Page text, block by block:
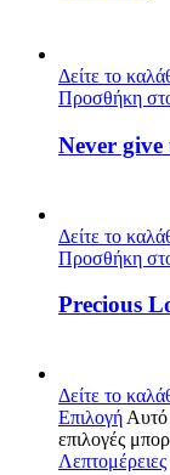
Δείτε το
Προσθήκη
Never give
Δείτε το
Προσθήκη
Precious
Δείτε το
Επιλογή Αυτό
επιλογές
Λεπτομέρειες